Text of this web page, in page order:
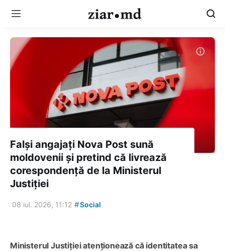
Falși angajați Nova Post sună
moldovenii și pretind că livrează
corespondență de la Ministerul
Justiției
08 iul. 2026, 11:12 #Social
Ministerul Justiției atenționează că identitatea sa